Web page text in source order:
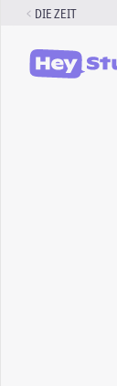
DIE ZEIT